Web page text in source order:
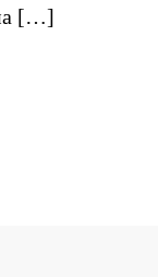
[…]